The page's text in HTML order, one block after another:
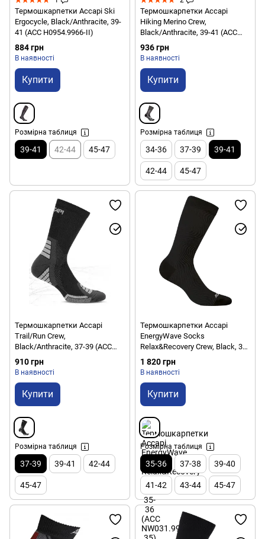
Термошкарпетки Accapi Ski
Ergocycle, Black/Anthracite, 39-
41 (ACC H0954.9966-II)
884 грн
В наявності
Купити
Розмірна таблиця
39-41 42-44 45-47
Термошкарпетки Accapi
Hiking Merino Crew,
Black/Anthracite, 39-41 (ACC
H0713.6699-II)
936 грн
В наявності
Купити
Розмірна таблиця
34-36 37-39 39-41
42-44 45-47
Термошкарпетки Accapi
Trail/Run Crew,
Black/Anthracite, 37-39 (ACC
H1304.9966-I)
910 грн
В наявності
Купити
Розмірна таблиця
37-39 39-41 42-44
45-47
Термошкарпетки Accapi
EnergyWave Socks
Relax&Recovery Crew, Black, 35-
36 (ACC NW031.999-35)
1 820 грн
В наявності
Купити
Розмірна таблиця
35-36 37-38 39-40
41-42 43-44 45-47